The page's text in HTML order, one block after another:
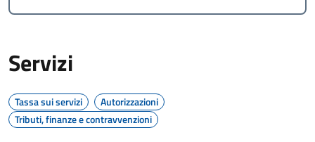
Servizi
Tassa sui servizi
Autorizzazioni
Tributi, finanze e contravvenzioni